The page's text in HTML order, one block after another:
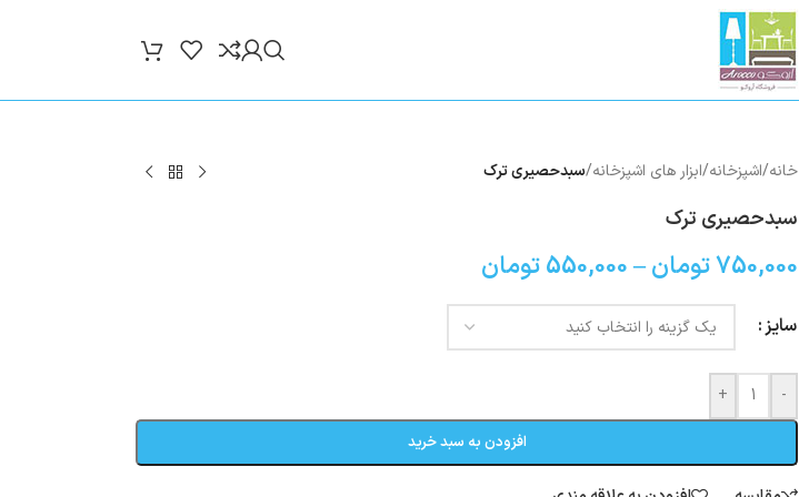
خانه/اشپزخانه/ابزار های اشپزخانه/سبدحصیری ترک
سبدحصیری ترک
750,000تومان–
550,000تومان
سایز
-
+
افزودن به سبد خرید